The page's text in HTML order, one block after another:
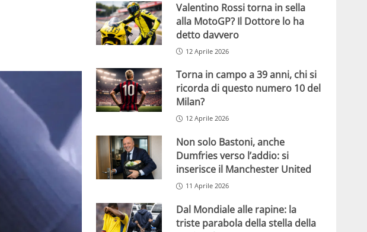
Valentino Rossi torna in sella
alla MotoGP? Il Dottore lo ha
detto davvero
12 Aprile 2026
Torna in campo a 39 anni, chi si
ricorda di questo numero 10 del
Milan?
12 Aprile 2026
Non solo Bastoni, anche
Dumfries verso l’addio: si
inserisce il Manchester United
11 Aprile 2026
Dal Mondiale alle rapine: la
triste parabola della stella della